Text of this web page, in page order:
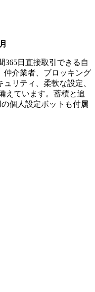
365日直接取引できる自
仲介業者、ブロッキング
リティ、柔軟な設定、
えています。蓄積と追
個人設定ボットも付属